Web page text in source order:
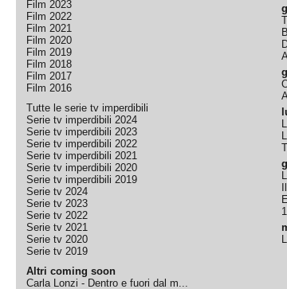
Film 2023
Film 2022
Film 2021
Film 2020
Film 2019
Film 2018
Film 2017
Film 2016
Tutte le serie tv imperdibili
Serie tv imperdibili 2024
Serie tv imperdibili 2023
Serie tv imperdibili 2022
Serie tv imperdibili 2021
Serie tv imperdibili 2020
Serie tv imperdibili 2019
Serie tv 2024
Serie tv 2023
Serie tv 2022
Serie tv 2021
Serie tv 2020
Serie tv 2019
Altri coming soon
Carla Lonzi - Dentro e fuori dal m...